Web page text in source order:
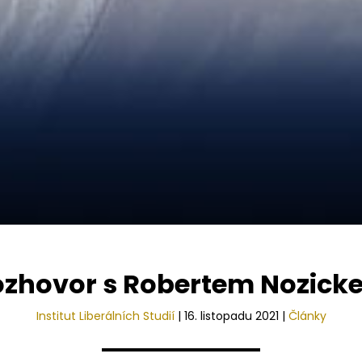
s Robertem
Institut Liberálních Studií| 16. listopadu 2021 | Články